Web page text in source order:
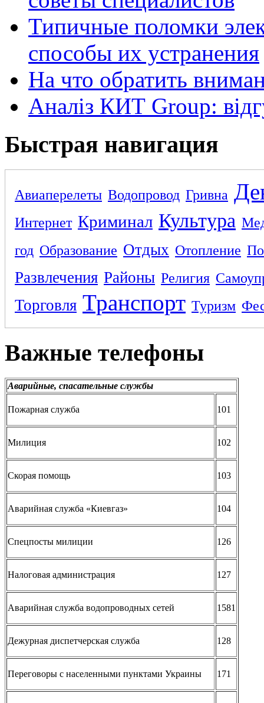
Типичные поломки
способы их устранения
На что обратить
Аналіз КИТ Group:
Быстрая навигация
Авиаперелеты Водопровод Гривна
Интернет Криминал Культура
год Образование Отдых Отопление
Развлечения Районы Религия
Торговля Транспорт Туризм
Важные телефоны
Аварийные, спасательные службы
Пожарная служба 101
Милиция 102
Скорая помощь 103
Аварийная служба «Киевгаз» 104
Спецпосты милиции 126
Налоговая администрация 127
Аварийная служба водопроводных сетей 1581
Дежурная диспетчерская служба 128
Переговоры с населенными пунктами Украины 171